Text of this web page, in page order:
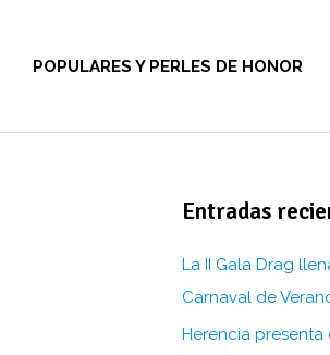
POPULARES Y PERLES DE HONOR
Entradas
La II Gala Drag
Carnaval de
Herencia presenta